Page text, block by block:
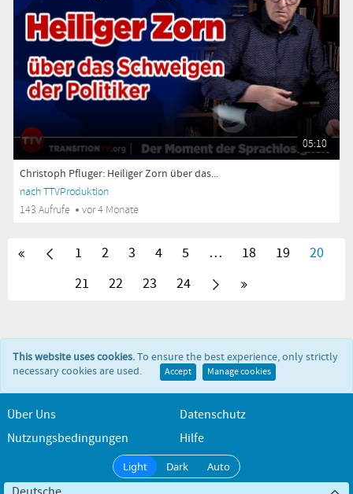
05:10
Christoph Pfluger: Heiliger Zorn über das...
nach TTVProduktion
143 Aufrufe
vor 4 Monate
1 2 3 4 5 … 18 19
20
21
22 23 24
This website uses cookies.To ensure the best experience, only strictly
necessary cookies are used.
Accept Manage cookies
Über Uns
Datenschutz
Nutzungsbedingungen
Hilfe
Light Dark Auto